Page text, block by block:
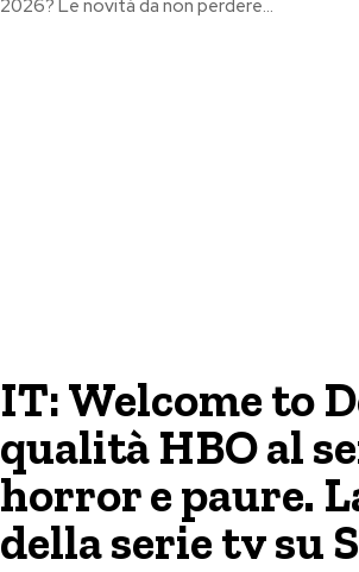
2026? Le novità da non perdere...
IT: Welcome to
qualità HBO al
horror e paure.
della serie tv su